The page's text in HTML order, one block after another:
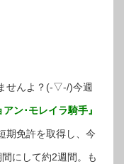
せんよ？(‐▽‐/)今週
アン･モレイラ騎手』
期免許を取得し、今
にして約2週間。も